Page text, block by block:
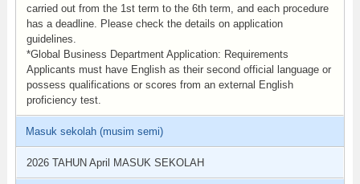
carried out from the 1st term to the 6th term, and each procedure
has a deadline. Please check the details on application
guidelines.
*Global Business Department Application: Requirements
Applicants must have English as their second official language or
possess qualifications or scores from an external English
proficiency test.
Masuk sekolah (musim semi)
2026 TAHUN April MASUK SEKOLAH